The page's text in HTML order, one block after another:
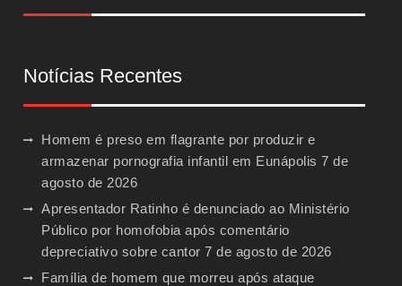
Notícias Recentes
Homem é preso em flagrante por produzir e
armazenar pornografia infantil em Eunápolis 7 de
agosto de 2026
Apresentador Ratinho é denunciado ao Ministério
Público por homofobia após comentário
depreciativo sobre cantor 7 de agosto de 2026
Família de homem que morreu após ataque